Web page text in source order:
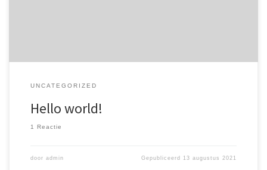
UNCATEGORIZED
Hello world!
1 Reactie
door admin Gepubliceerd 13 augustus 2021